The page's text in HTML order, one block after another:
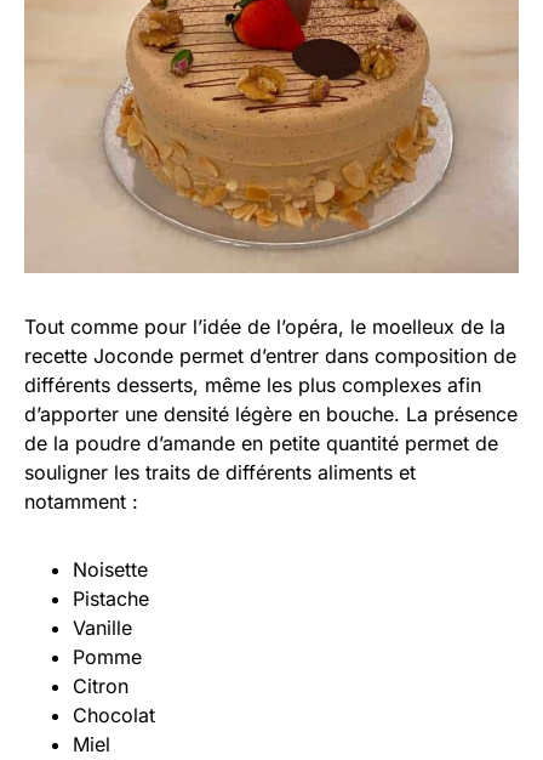
Tout comme pour l’idée de l’opéra, le moelleux de la
recette Joconde permet d’entrer dans composition de
différents desserts, même les plus complexes afin
d’apporter une densité légère en bouche. La présence
de la poudre d’amande en petite quantité permet de
souligner les traits de différents aliments et
notamment :
Noisette
Pistache
Vanille
Pomme
Citron
Chocolat
Miel